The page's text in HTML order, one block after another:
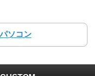
ソコン